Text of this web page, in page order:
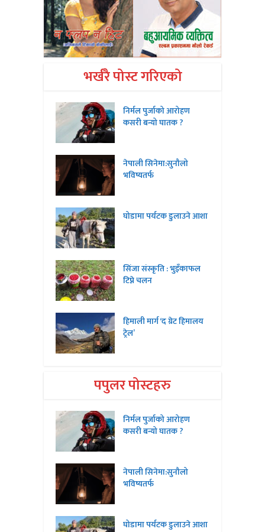
भर्खरै पोस्ट गरिएको
निर्मल पुर्जाको आरोहण
कसरी बन्यो घातक ?
नेपाली सिनेमा:सुनौलो
भविष्यतर्फ
घोडामा पर्यटक डुलाउने आशा
सिंजा संस्कृति : भुइँकाफल
टिप्ने चलन
हिमाली मार्ग ‘द ग्रेट हिमालय
ट्रेल’
पपुलर पोस्टहरु
निर्मल पुर्जाको आरोहण
कसरी बन्यो घातक ?
नेपाली सिनेमा:सुनौलो
भविष्यतर्फ
घोडामा पर्यटक डुलाउने आशा